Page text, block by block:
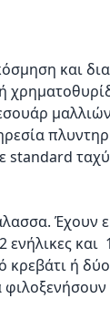
και
standard
Έχουν
και
κρεβάτι ή